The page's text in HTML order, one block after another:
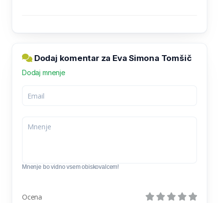
Dodaj komentar za Eva Simona Tomšič
Dodaj mnenje
Mnenje bo vidno vsem obiskovalcem!
Ocena